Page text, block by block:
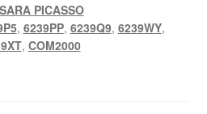
PICASSO
, 6239PP, 6239Q9, 6239WY,
, COM2000